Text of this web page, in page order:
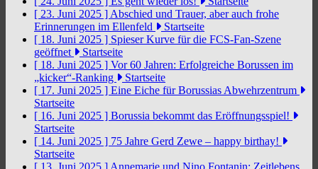
[ 23. Juni 2025 ] Abschied und Trauer, aber auch frohe
Erinnerungen im Ellenfeld
Startseite
[ 18. Juni 2025 ] Spieser Kurve für die FCS-Fan-Szene
geöffnet
Startseite
[ 18. Juni 2025 ] Vor 60 Jahren: Erfolgreiche Borussen im
„kicker“-Ranking
Startseite
[ 17. Juni 2025 ] Eine Eiche für Borussias Abwehrzentrum
Startseite
[ 16. Juni 2025 ] Borussia bekommt das Eröffnungsspiel!
Startseite
[ 14. Juni 2025 ] 75 Jahre Gerd Zewe – happy birthay!
Startseite
[ 13. Juni 2025 ] Annemarie und Nino Fontanin: Zeitlebens